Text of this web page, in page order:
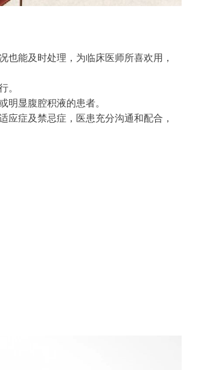
也能及时处理，为临床医师所喜欢用，
。
明显腹腔积液的患者。
应症及禁忌症，医患充分沟通和配合，